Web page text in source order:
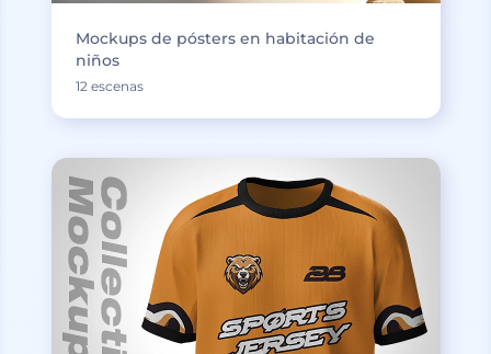
Mockups de pósters en habitación de
niños
12 escenas